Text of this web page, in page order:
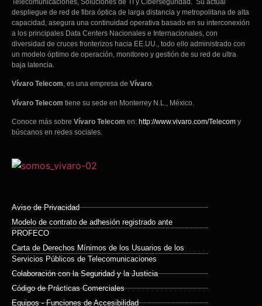
Telecomunicaciones, Soluciones de TI y Ciberseguridad. Su actual
despliegue de red de fibra óptica de larga distancia y metropolitana de alta
capacidad, asegura una continuidad operativa basado en su interconexión
a los principales Data Centers Nacionales e Internacionales, con
diversidad de cruces fronterizos hacia EE.UU., todo ello administrado con
un modelo óptimo de operación, monitoreo y gestión de su red de ultra
baja latencia.
Vívaro Telecom, es una empresa de Vívaro.
Vívaro Telecom tiene su sede en Monterrey N.L., México.
Conoce más sobre Vívaro Telecom en: http://www.vivaro.com/Telecom y
búscanos en redes sociales.
Aviso de Privacidad
Modelo de contrato de adhesión registrado ante
PROFECO
Carta de Derechos Mínimos de los Usuarios de los
Servicios Públicos de Telecomunicaciones
Colaboración con la Seguridad y la Justicia
Código de Prácticas Comerciales
Equipos - Funciones de Accesibilidad